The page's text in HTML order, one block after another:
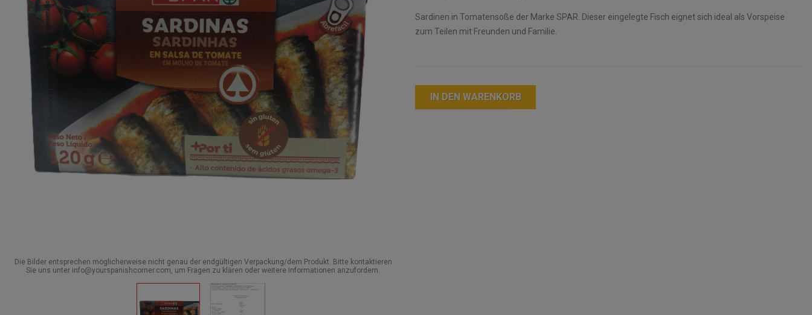
Die Bilder entsprechen möglicherweise nicht genau der endgültigen Verpackung/dem Produkt. Bitte kontaktieren
Sie uns unter info@yourspanishcorner.com, um Fragen zu klären oder weitere Informationen anzufordern.
Sardinen in Tomatensoße der Marke SPAR. Dieser eingelegte Fisch eignet sich ideal als Vorspeise
zum Teilen mit Freunden und Familie.
IN DEN WARENKORB